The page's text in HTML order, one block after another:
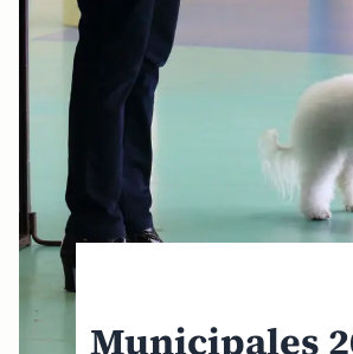
Municipales